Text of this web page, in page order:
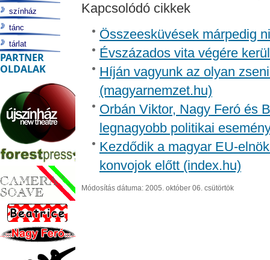
Kapcsolódó cikkek
Összeesküvések márpedig
Évszázados vita végére
Híján vagyunk az olyan
(magyarnemzet.hu)
Orbán Viktor, Nagy Feró és
legnagyobb politikai
Kezdődik a magyar EU-
konvojok előtt (index.hu)
Módosítás dátuma: 2005. október 06. csütörtök
színház
tánc
tárlat
PARTNER
OLDALAK